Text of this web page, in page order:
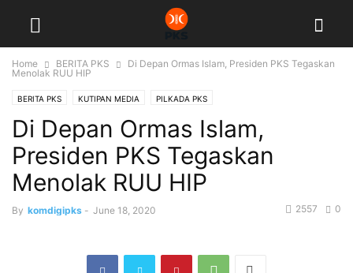
Home BERITA PKS
Di Depan Ormas Islam, Presiden PKS Tegaskan
Menolak RUU HIP
BERITA PKS KUTIPAN MEDIA PILKADA PKS
Di Depan Ormas Islam,
Presiden PKS Tegaskan
Menolak RUU HIP
By komdigipks - June 18, 2020 0
2557